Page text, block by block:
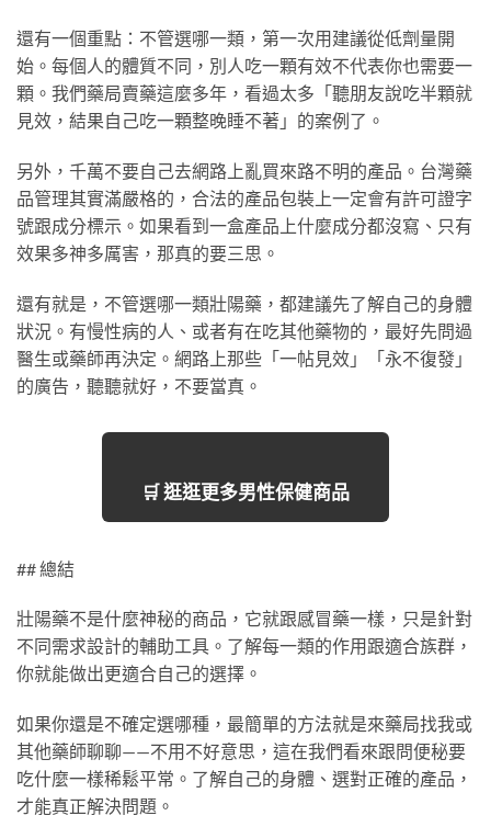
還有一個重點：不管選哪一類，第一次用建議從低劑量開
始。每個人的體質不同，別人吃一顆有效不代表你也需要一
顆。我們藥局賣藥這麼多年，看過太多「聽朋友說吃半顆就
見效，結果自己吃一顆整晚睡不著」的案例了。
另外，千萬不要自己去網路上亂買來路不明的產品。台灣藥
品管理其實滿嚴格的，合法的產品包裝上一定會有許可證字
號跟成分標示。如果看到一盒產品上什麼成分都沒寫、只有
效果多神多厲害，那真的要三思。
還有就是，不管選哪一類壯陽藥，都建議先了解自己的身體
狀況。有慢性病的人、或者有在吃其他藥物的，最好先問過
醫生或藥師再決定。網路上那些「一帖見效」「永不復發」
的廣告，聽聽就好，不要當真。
🛒 逛逛更多男性保健商品
## 總結
壯陽藥不是什麼神秘的商品，它就跟感冒藥一樣，只是針對
不同需求設計的輔助工具。了解每一類的作用跟適合族群，
你就能做出更適合自己的選擇。
如果你還是不確定選哪種，最簡單的方法就是來藥局找我或
其他藥師聊聊——不用不好意思，這在我們看來跟問便秘要
吃什麼一樣稀鬆平常。了解自己的身體、選對正確的產品，
才能真正解決問題。